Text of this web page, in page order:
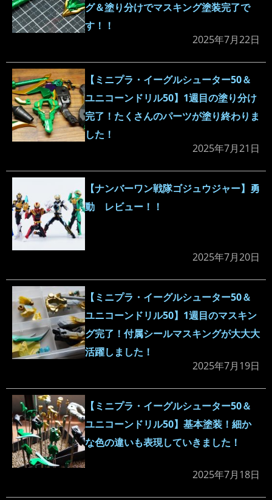
グ＆塗り分けでマスキング塗装完了で
す！！
2025年7月22日
【ミニプラ・イーグルシューター50＆
ユニコーンドリル50】1週目の塗り分け
完了！たくさんのパーツが塗り終わりま
した！
2025年7月21日
【ナンバーワン戦隊ゴジュウジャー】勇
動 レビュー！！
2025年7月20日
【ミニプラ・イーグルシューター50＆
ユニコーンドリル50】1週目のマスキン
グ完了！付属シールマスキングが大大大
活躍しました！
2025年7月19日
【ミニプラ・イーグルシューター50＆
ユニコーンドリル50】基本塗装！細か
な色の違いも表現していきました！
2025年7月18日